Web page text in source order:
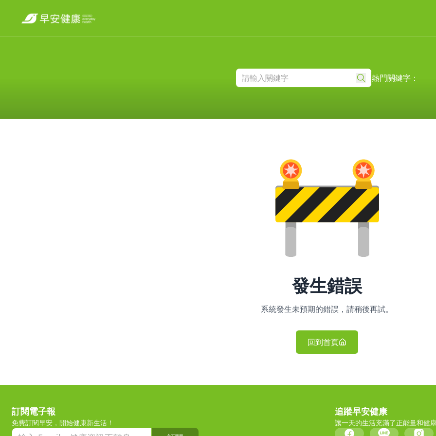
熱門關鍵字：
發生錯誤
系統發生未預期的錯誤，請稍後再試。
回到首頁
訂閱電子報
免費訂閱早安，開始健康新生活！
追蹤早安健康
讓一天的生活充滿了正能量和健